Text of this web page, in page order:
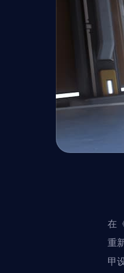
在
重
甲